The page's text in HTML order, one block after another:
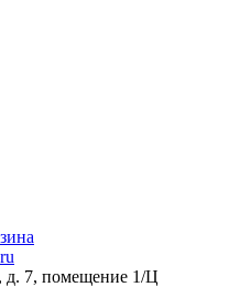
д. 7, помещение 1/Ц